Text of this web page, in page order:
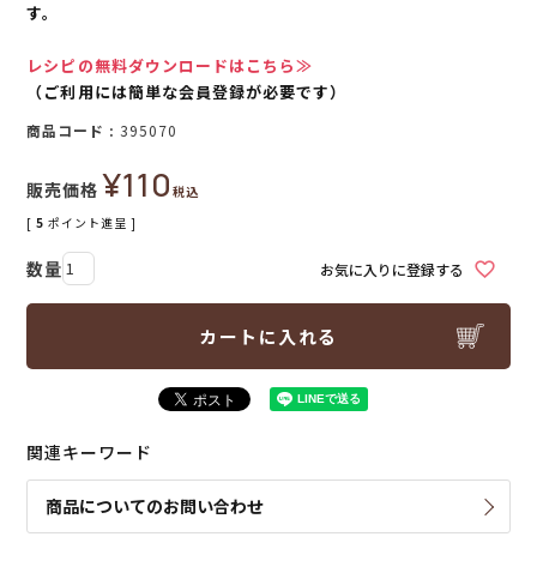
す。
レシピの無料ダウンロードはこちら≫
（ご利用には簡単な会員登録が必要です）
商品コード 395070
販売価格 ¥110税込
[ 5 ポイント進呈 ]
お気に入りに登録する
カートに入れる
関連キーワード
商品についてのお問い合わせ